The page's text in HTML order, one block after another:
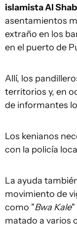
islamista Al
asentamientos
extraño en los
en el puerto de
Allí, los
territorios y, en
de informantes
Los kenianos
con la policía
La ayuda
movimiento de
como "Bwa Kale"
matado a varios